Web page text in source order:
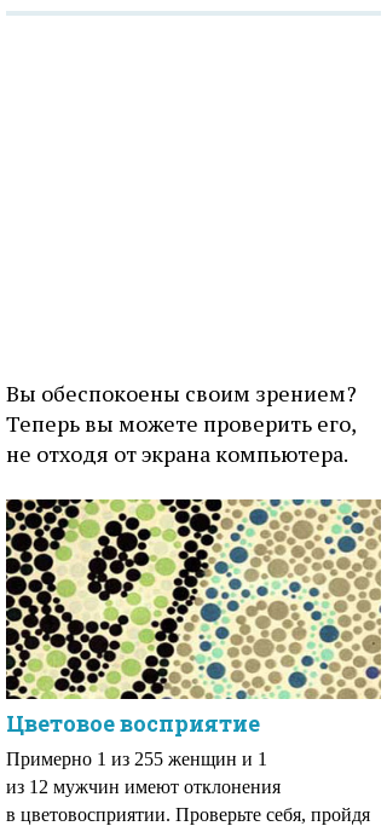
Вы обеспокоены своим зрением?
Теперь вы можете проверить его,
не отходя от экрана компьютера.
Цветовое восприятие
Примерно 1 из 255 женщин и 1
из 12 мужчин имеют отклонения
в цветовосприятии. Проверьте себя, пройдя